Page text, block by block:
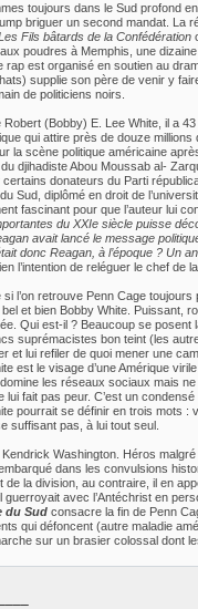
toujours dans le Sud profond
briguer un second mandat. La
Fils bâtards de la Confédération
poudres à Memphis, une
rap est organisé en soutien au
supplie son père de venir y
de politiciens noirs.
Robert (Bobby) E. Lee White, il a
qui attire près de douze
la scène politique américaine
djihadiste Abou Moussab al-
donateurs du Parti
Sud, diplômé en droit de
fascinant pour que l’auteur lui
du XXIe siècle puisse
avait lancé le message
donc Reagan, à l’époque ? Un
l’intention de reléguer le chef de
si l’on retrouve Penn Cage
et bien Bobby White. Puissant,
Qui est-il ? Beaucoup se posent
suprémacistes bon teint (les
et lui refiler de quoi mener une
est le visage d’une Amérique
les réseaux sociaux mais
lui fait pas peur. C’est un condensé
pourrait se définir en trois mots :
suffisant pas, à lui tout seul.
Kendrick Washington. Héros
dans les convulsions
de la division, au contraire, il en
guerroyait avec l’Antéchrist en
du Sud consacre la fin de Penn
qui défoncent (autre maladie
sur un brasier colossal dont